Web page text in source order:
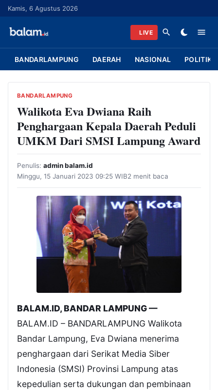
u
Kamis, 6 Agustus 2026
LIVE
BANDARLAMPUNG DAERAH NASIONAL POLITIK
BANDARLAMPUNG
Walikota Eva Dwiana Raih
Penghargaan Kepala Daerah Peduli
UMKM Dari SMSI Lampung Award
Penulis: admin balam.id
Minggu, 15 Januari 2023 09:25 WIB2 menit baca
BALAM.ID, BANDAR LAMPUNG —
BALAM.ID – BANDARLAMPUNG Walikota
Bandar Lampung, Eva Dwiana menerima
penghargaan dari Serikat Media Siber
Indonesia (SMSI) Provinsi Lampung atas
kepedulian serta dukungan dan pembinaan